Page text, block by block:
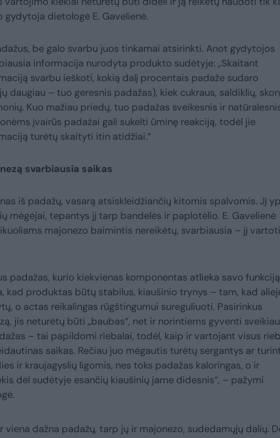
gydytoja dietologė E. Gavelienė.
be galo svarbu juos tinkamai atsirinkti. Anot gydytojos
informacija nurodyta produkto sudėtyje: „Skaitant
svarbu ieškoti, kokią dalį procentais padaže sudaro
daugiau – tuo geresnis padažas), kiek cukraus, saldiklių,
Kuo mažiau priedų, tuo padažas sveikesnis ir
įvairūs padažai gali sukelti ūminę reakciją, todėl jie
turėtų skaityti itin atidžiai.“
svarbiausia saikas
iš padažų, vasarą atsiskleidžiančių kitomis spalvomis. Jį
mėgėjai, tepantys jį tarp bandelės ir paplotėlio. E. Gavelienė
majonezo baimintis nereikėtų, svarbiausia – jį
padažas, kurio kiekvienas komponentas atlieka savo
kad produktas būtų stabilus, kiaušinio trynys – tam, kad
o actas reikalingas rūgštingumui sureguliuoti. Pasirinkus
jis neturėtų būti „baubas“, net ir norintiems gyventi
– tai papildomi riebalai, todėl, kaip ir vartojant visus
saikas. Rečiau juo mėgautis turėtų sergantys ar
ir kraujagyslių ligomis, nes toks padažas kaloringas, o ir
dėl sudėtyje esančių kiaušinių jame didesnis“, – pažymi
viena dažna padažų, tarp jų ir majonezo, sudedamųjų dalių.